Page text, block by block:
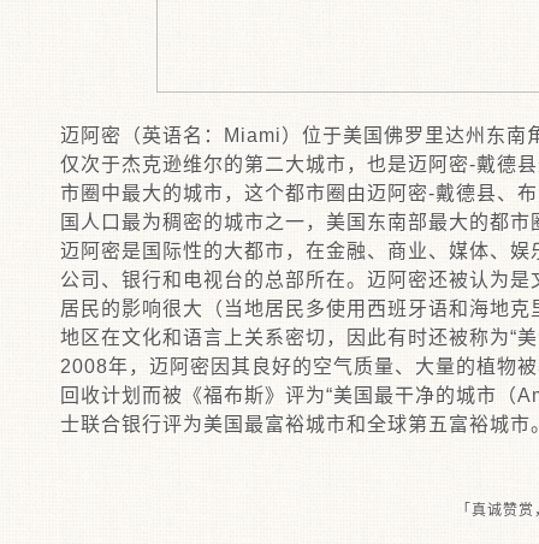
迈阿密（英语名：Miami）位于美国佛罗里达州东
仅次于杰克逊维尔的第二大城市，也是迈阿密-戴德
市圈中最大的城市，这个都市圈由迈阿密-戴德县、
国人口最为稠密的城市之一，美国东南部最大的都
迈阿密是国际性的大都市，在金融、商业、媒体、
公司、银行和电视台的总部所在。迈阿密还被认为
居民的影响很大（当地居民多使用西班牙语和海地
地区在文化和语言上关系密切，因此有时还被称为“
2008年，迈阿密因其良好的空气质量、大量的植物
回收计划而被《福布斯》评为“美国最干净的城市
士联合银行评为美国最富裕城市和全球第五富裕城市
「真诚赞